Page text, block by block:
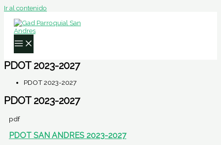
Ir al contenido
PDOT 2023-2027
PDOT 2023-2027
PDOT 2023-2027
pdf
PDOT SAN ANDRES 2023-2027